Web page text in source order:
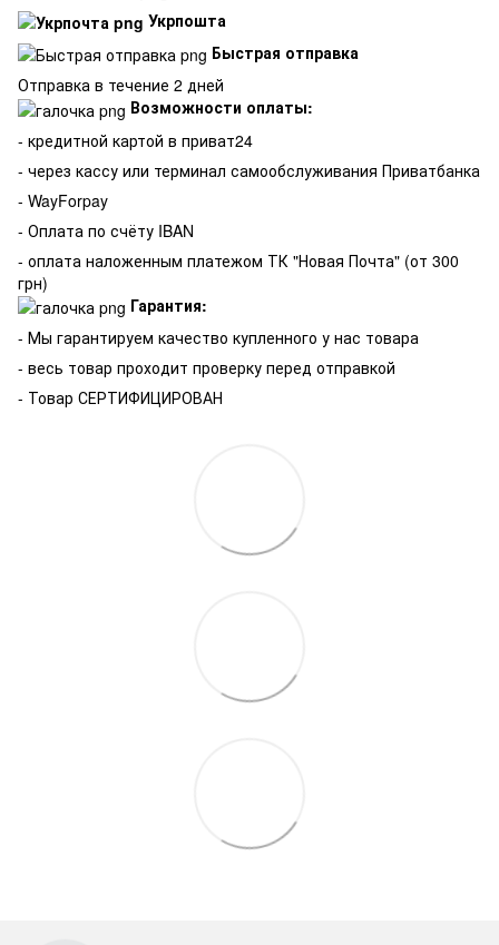
Укрпошта
Быстрая отправка
Отправка в течение 2 дней
Возможности оплаты:
- кредитной картой в приват24
- через кассу или терминал самообслуживания Приватбанка
- WayForpay
- Оплата по счёту IBAN
- оплата наложенным платежом ТК "Новая Почта" (от 300
грн)
Гарантия:
- Мы гарантируем качество купленного у нас товара
- весь товар проходит проверку перед отправкой
- Товар СЕРТИФИЦИРОВАН